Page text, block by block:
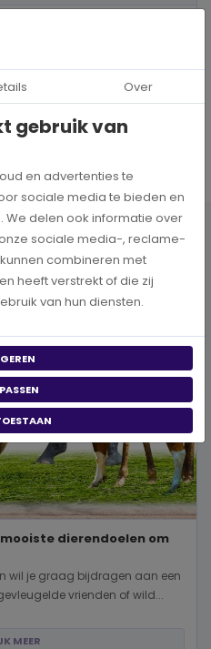
dierendoelen om
wil je graag bijdragen aan een
vrienden of wild...
MEER
Over
gebruik van
en advertenties te
sociale media te bieden en
We delen ook informatie over
sociale media-, reclame-
combineren met
heeft verstrekt of die zij
van hun diensten.